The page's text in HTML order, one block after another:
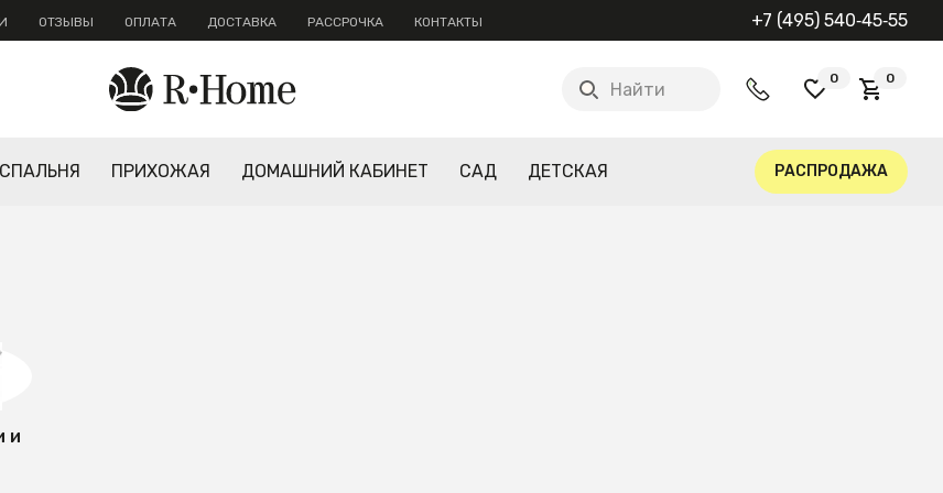
ОТЗЫВЫ ОПЛАТА ДОСТАВКА РАССРОЧКА КОНТАКТЫ +7 (495) 540‑45‑55
Найти
0 0
СПАЛЬНЯ ПРИХОЖАЯ ДОМАШНИЙ КАБИНЕТ САД ДЕТСКАЯ РАСПРОДАЖА
и